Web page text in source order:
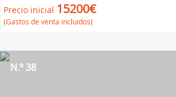
Precio inicial 15200€
(Gastos de venta incluidos)
N.º 38